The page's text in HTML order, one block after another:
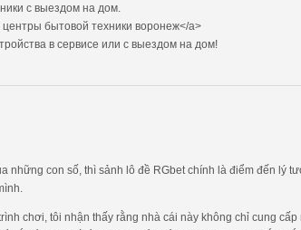
с выездом на дом.
центры бытовой техники воронеж</a>
в сервисе или с выездом на дом!
những con số, thì sảnh lô đề RGbet chính là điểm đến lý
chơi, tôi nhận thấy rằng nhà cái này không chỉ cung